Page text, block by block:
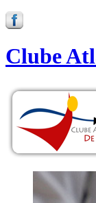
Clube